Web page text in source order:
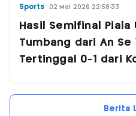
Sports 02 Mei 2026 22:58:33
Hasil Semifinal Piala
Tumbang dari An Se
Tertinggal 0-1 dari
Berita